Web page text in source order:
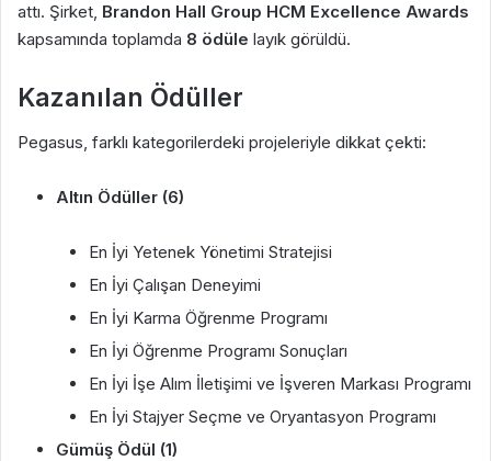
attı. Şirket, Brandon Hall Group HCM Excellence Awards
kapsamında toplamda 8 ödüle layık görüldü.
Kazanılan Ödüller
Pegasus, farklı kategorilerdeki projeleriyle dikkat çekti:
Altın Ödüller (6)
En İyi Yetenek Yönetimi Stratejisi
En İyi Çalışan Deneyimi
En İyi Karma Öğrenme Programı
En İyi Öğrenme Programı Sonuçları
En İyi İşe Alım İletişimi ve İşveren Markası Programı
En İyi Stajyer Seçme ve Oryantasyon Programı
Gümüş Ödül (1)